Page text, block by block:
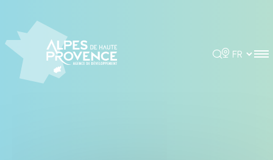
Rechercher
Choisir la